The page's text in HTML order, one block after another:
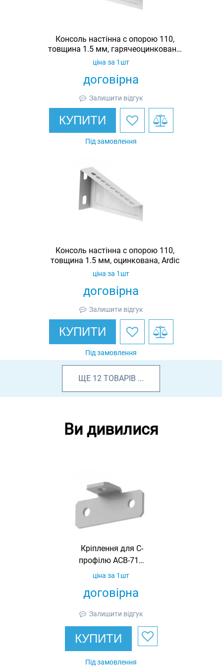
Консоль настінна c опорою 110,
товщина 1.5 мм, гарячеоцинкована,
Ardic
договірна
ціна за 1шт
Залишити відгук
КУПИТИ
Під замовлення
Консоль настінна c опорою 110,
товщина 1.5 мм, оцинкована, Ardic
договірна
ціна за 1шт
Залишити відгук
КУПИТИ
Під замовлення
ЩЕ 12 ТОВАРІВ ...
Ви дивилися
Кріплення для С-
профілю ACB-711,
гарячеоцинковане,
договірна
ціна за 1шт
Залишити відгук
КУПИТИ
Під замовлення